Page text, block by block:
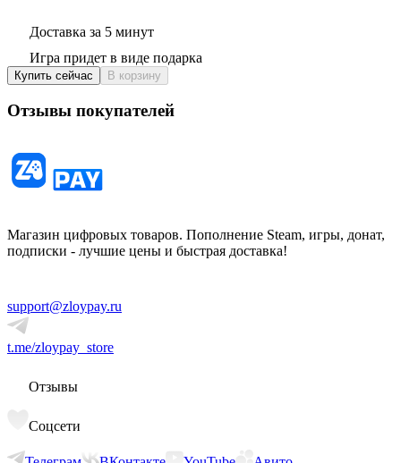
Доставка за 5 минут
Игра придет в виде подарка
Купить сейчас В корзину
Отзывы покупателей
Магазин цифровых товаров. Пополнение Steam, игры, донат,
подписки - лучшие цены и быстрая доставка!
support@zloypay.ru
t.me/zloypay_store
Отзывы
Соцсети